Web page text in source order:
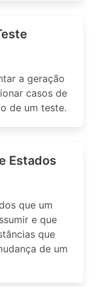
a geração
casos de
de um teste.
Estados
que um
e que
que
de um